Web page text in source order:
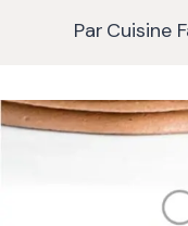
Par Cuisine